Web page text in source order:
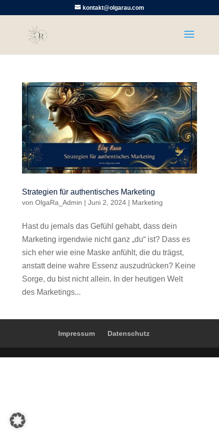
kontakt@olgarau.com
Strategien für authentisches Marketing
von OlgaRa_Admin | Juni 2, 2024| Marketing
Hast du jemals das Gefühl gehabt, dass dein
Marketing irgendwie nicht ganz „du“ ist? Dass es
sich eher wie eine Maske anfühlt, die du trägst,
anstatt deine wahre Essenz auszudrücken? Keine
Sorge, du bist nicht allein. In der heutigen Welt
des Marketings...
Impressum Datenschutz